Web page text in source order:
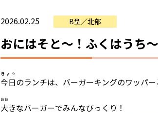
2026.02.25 B型／北部
おにはそと～！ふくはうち～
今日
きょう
のランチは、バーガーキングのワッパ
大
おお
きなバーガーでみんなびっくり！